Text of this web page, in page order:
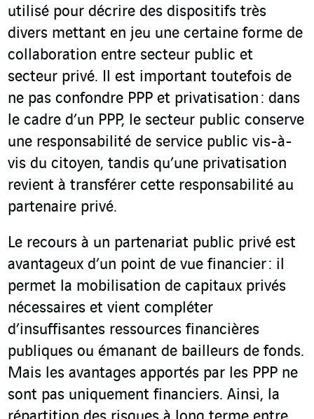
utilisé pour décrire des dispositifs très
divers mettant en jeu une certaine forme de
collaboration entre secteur public et
secteur privé. Il est important toutefois de
ne pas confondre PPP et privatisation : dans
le cadre d’un PPP, le secteur public conserve
une responsabilité de service public vis-à-
vis du citoyen, tandis qu’une privatisation
revient à transférer cette responsabilité au
partenaire privé.
Le recours à un partenariat public privé est
avantageux d’un point de vue financier : il
permet la mobilisation de capitaux privés
nécessaires et vient compléter
d’insuffisantes ressources financières
publiques ou émanant de bailleurs de fonds.
Mais les avantages apportés par les PPP ne
sont pas uniquement financiers. Ainsi, la